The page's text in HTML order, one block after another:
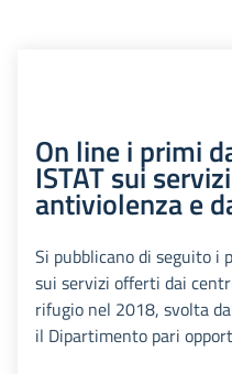
On line i primi
ISTAT sui
antiviolenza e
Si pubblicano di seguito i
sui servizi offerti dai
rifugio nel 2018, svolta
il Dipartimento pari